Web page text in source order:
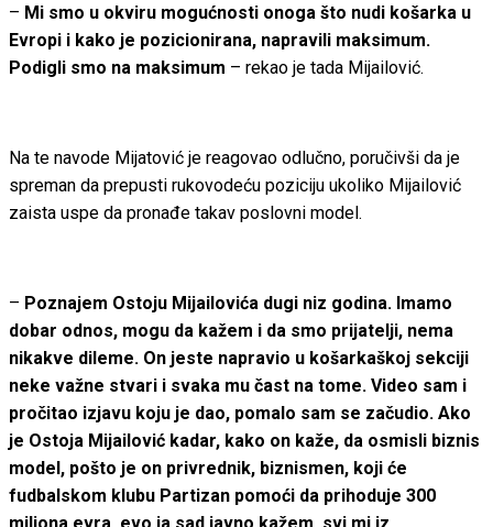
– Mi smo u okviru mogućnosti onoga što nudi košarka u
Evropi i kako je pozicionirana, napravili maksimum.
Podigli smo na maksimum – rekao je tada Mijailović.
Na te navode Mijatović je reagovao odlučno, poručivši da je
spreman da prepusti rukovodeću poziciju ukoliko Mijailović
zaista uspe da pronađe takav poslovni model.
– Poznajem Ostoju Mijailovića dugi niz godina. Imamo
dobar odnos, mogu da kažem i da smo prijatelji, nema
nikakve dileme. On jeste napravio u košarkaškoj sekciji
neke važne stvari i svaka mu čast na tome. Video sam i
pročitao izjavu koju je dao, pomalo sam se začudio. Ako
je Ostoja Mijailović kadar, kako on kaže, da osmisli biznis
model, pošto je on privrednik, biznismen, koji će
fudbalskom klubu Partizan pomoći da prihoduje 300
miliona evra, evo ja sad javno kažem, svi mi iz